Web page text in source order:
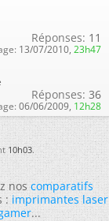
Réponses: 11
13/07/2010, 23h47
Réponses: 36
06/06/2009, 12h28
10h03.
noscomparatifs
:imprimantes laser
...